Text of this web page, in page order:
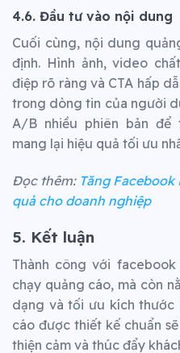
4.6. Đầu tư vào nội dung
Cuối cùng, nội dung
định. Hình ảnh, video
điệp rõ ràng và CTA hấp
trong dòng tin của người
A/B nhiều phiên bản để
mang lại hiệu quả tối ưu
Đọc thêm: Tăng Facebook
quả cho doanh nghiệp
5. Kết luận
Thành công với
chạy quảng cáo, mà còn
dạng và tối ưu kích thước
cáo được thiết kế chuẩn
thiện cảm và thúc đẩy